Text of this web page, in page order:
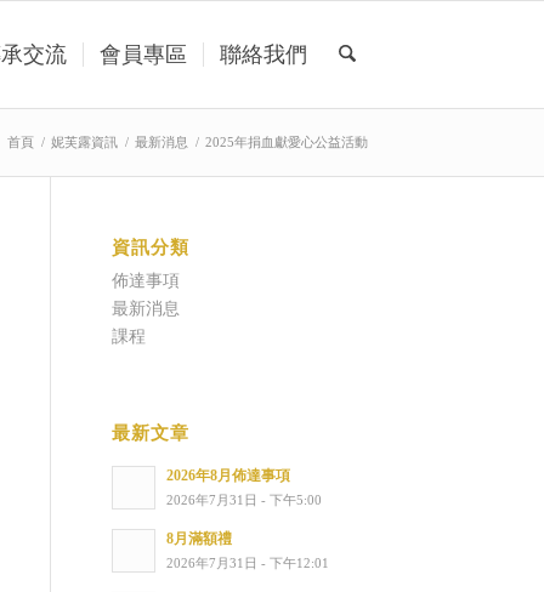
交流 會員專區 聯絡我們
首頁 / 妮芙露資訊 / 最新消息 / 2025年捐血獻愛心公益活動
資訊分類
佈達事項
最新消息
課程
最新文章
2026年8月佈達事項
2026年7月31日 - 下午5:00
8月滿額禮
2026年7月31日 - 下午12:01